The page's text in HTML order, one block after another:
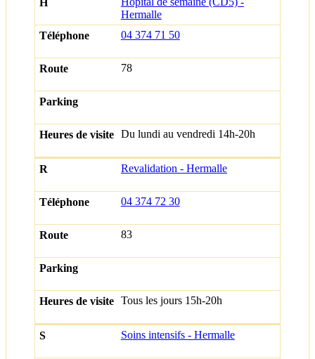
Hermalle
04 374 71 50
78
Du lundi au vendredi 14h-20h
Revalidation - Hermalle
04 374 72 30
83
Tous les jours 15h-20h
Soins intensifs - Hermalle